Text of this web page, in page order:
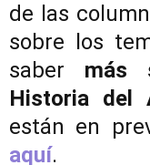
de las
sobre los
saber más
Historia del
están en
aquí.